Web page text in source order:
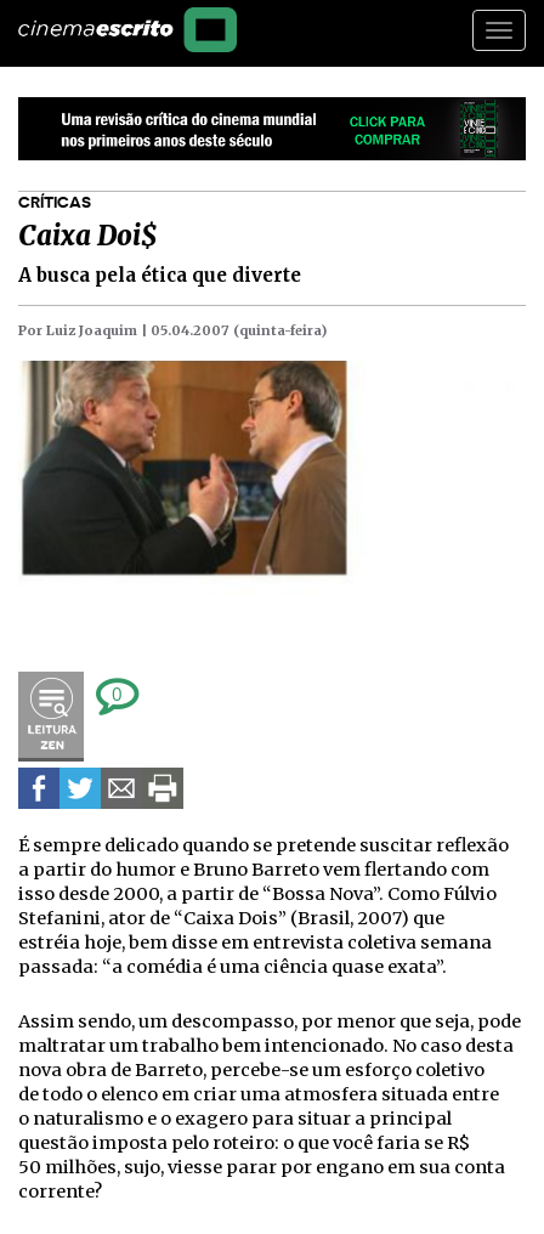
CRÍTICAS
Caixa Doi$
A busca pela ética que diverte
Por Luiz Joaquim | 05.04.2007 (quinta-feira)
0
É sempre delicado quando se pretende suscitar reflexão
a partir do humor e Bruno Barreto vem flertando com
isso desde 2000, a partir de “Bossa Nova”. Como Fúlvio
Stefanini, ator de “Caixa Dois” (Brasil, 2007) que
estréia hoje, bem disse em entrevista coletiva semana
passada: “a comédia é uma ciência quase exata”.
Assim sendo, um descompasso, por menor que seja, pode
maltratar um trabalho bem intencionado. No caso desta
nova obra de Barreto, percebe-se um esforço coletivo
de todo o elenco em criar uma atmosfera situada entre
o naturalismo e o exagero para situar a principal
questão imposta pelo roteiro: o que você faria se R$
50 milhões, sujo, viesse parar por engano em sua conta
corrente?